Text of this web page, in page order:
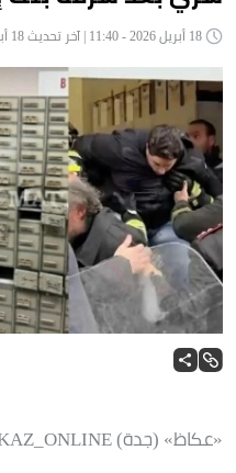
«عكاظ» (جدة) OKAZ_ONLINE@